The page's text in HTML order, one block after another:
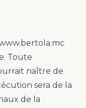
Toute
naître de
sera de la
de la